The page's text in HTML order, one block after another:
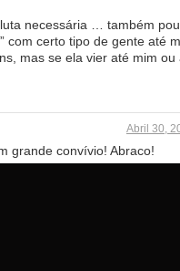
necessária … também
com certo tipo de gente até
mas se ela vier até mim ou
Abril 30,
grande convívio! Abraco!